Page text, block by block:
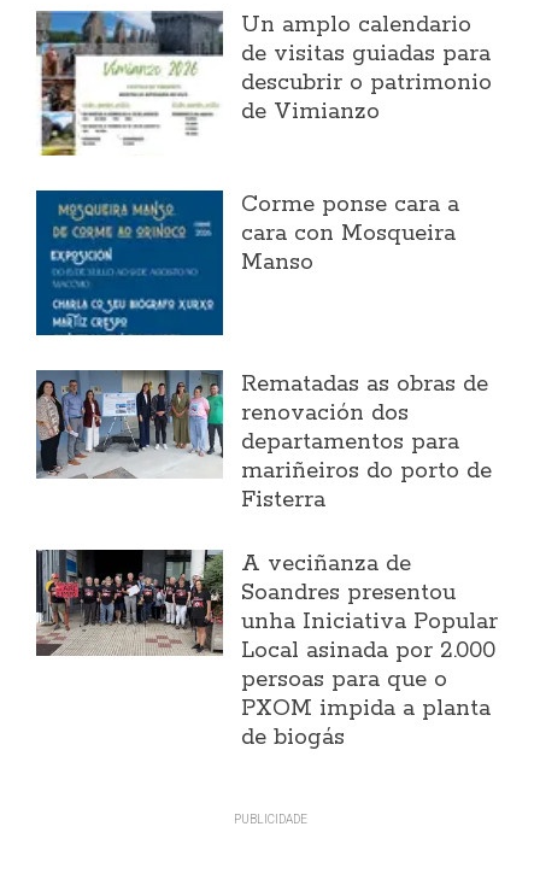
Un amplo calendario
de visitas guiadas para
descubrir o patrimonio
de Vimianzo
Corme ponse cara a
cara con Mosqueira
Manso
Rematadas as obras de
renovación dos
departamentos para
mariñeiros do porto de
Fisterra
A veciñanza de
Soandres presentou
unha Iniciativa Popular
Local asinada por 2.000
persoas para que o
PXOM impida a planta
de biogás